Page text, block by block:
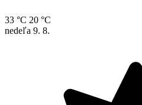
33 °C 20 °C
nedeľa 9. 8.